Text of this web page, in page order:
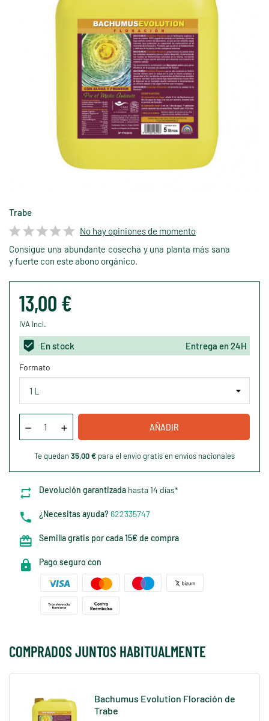
Trabe
No hay opiniones de momento
Consigue una abundante cosecha y una planta más sana
y fuerte con este abono orgánico.
13,00 €
IVA Incl.
En stock Entrega en 24H
Formato
AÑADIR
Te quedan 35,00 € para el envío gratis en envíos nacionales
Devolución garantizada hasta 14 días*
¿Necesitas ayuda?622335747
Semilla gratis por cada 15€ de compra
Pago seguro con
COMPRADOS JUNTOS HABITUALMENTE
Bachumus Evolution Floración de
Trabe